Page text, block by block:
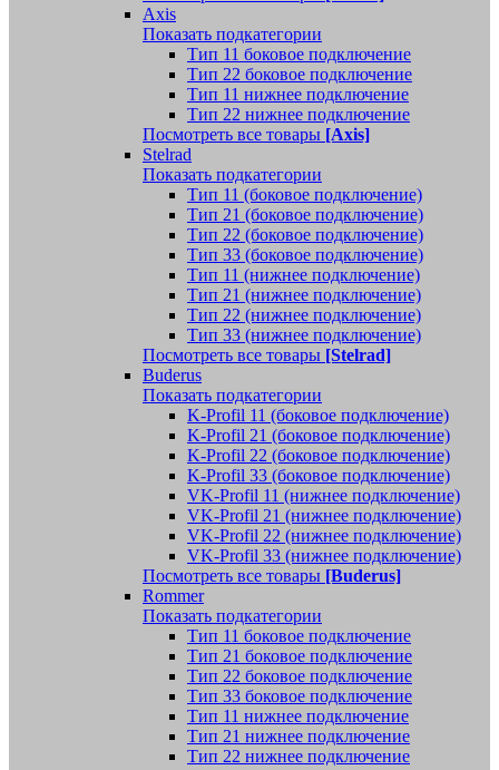
Axis
Показать подкатегории
Тип 11 боковое подключение
Тип 22 боковое подключение
Тип 11 нижнее подключение
Тип 22 нижнее подключение
Посмотреть все товары [Axis]
Stelrad
Показать подкатегории
Tип 11 (боковое подключение)
Тип 21 (боковое подключение)
Тип 22 (боковое подключение)
Тип 33 (боковое подключение)
Тип 11 (нижнее подключение)
Тип 21 (нижнее подключение)
Тип 22 (нижнее подключение)
Тип 33 (нижнее подключение)
Посмотреть все товары [Stelrad]
Buderus
Показать подкатегории
K-Profil 11 (боковое подключение)
K-Profil 21 (боковое подключение)
K-Profil 22 (боковое подключение)
K-Profil 33 (боковое подключение)
VK-Profil 11 (нижнее подключение)
VK-Profil 21 (нижнее подключение)
VK-Profil 22 (нижнее подключение)
VK-Profil 33 (нижнее подключение)
Посмотреть все товары [Buderus]
Rommer
Показать подкатегории
Тип 11 боковое подключение
Тип 21 боковое подключение
Тип 22 боковое подключение
Тип 33 боковое подключение
Тип 11 нижнее подключение
Тип 21 нижнее подключение
Тип 22 нижнее подключение